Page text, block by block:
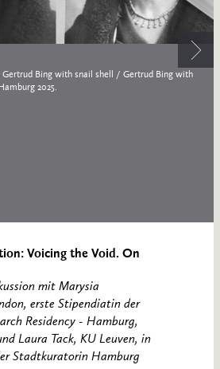
1997-
Gertrud Bing with snail shell / Gertrud Bing with
2025.
Voicing the Void. On
mit Marysia
erste Stipendiatin der
Residency - Hamburg,
Laura Tack, KU Leuven, in
Stadtkuratorin Hamburg